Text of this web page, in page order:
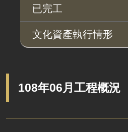
已完工
文化資產執行情形
108年06月工程概況